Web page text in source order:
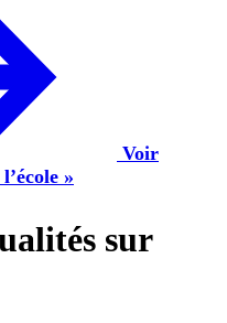
Voir
»
sur